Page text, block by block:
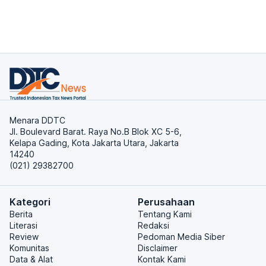
Menara DDTC
Jl. Boulevard Barat. Raya No.B Blok XC 5-6,
Kelapa Gading, Kota Jakarta Utara, Jakarta
14240
(021) 29382700
Kategori
Berita
Literasi
Review
Komunitas
Data & Alat
Perusahaan
Tentang Kami
Redaksi
Pedoman Media Siber
Disclaimer
Kontak Kami